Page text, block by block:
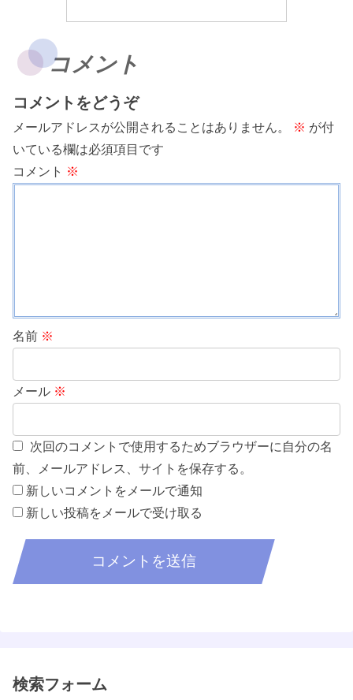
コメント
コメントをどうぞ
メールアドレスが公開されることはありません。 ※ が付
いている欄は必須項目です
コメント ※
名前 ※
メール ※
次回のコメントで使用するためブラウザーに自分の名
前、メールアドレス、サイトを保存する。
新しいコメントをメールで通知
新しい投稿をメールで受け取る
検索フォーム